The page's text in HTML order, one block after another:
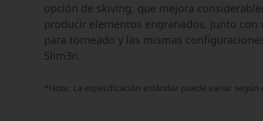
opción de skiving, que mejora
producir elementos engranados, junto con
para torneado y las mismas
Slim3n.
*Nota: La especificación estándar puede variar según